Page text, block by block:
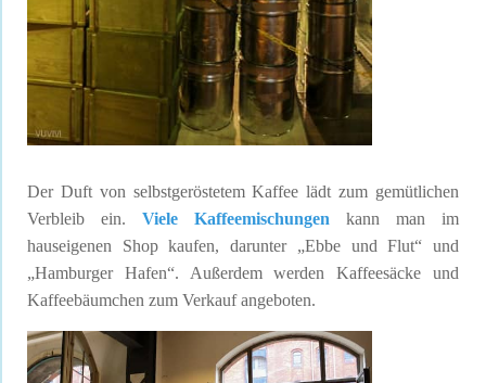
Der Duft von selbstgeröstetem Kaffee lädt zum gemütlichen
Verbleib ein. Viele Kaffeemischungen kann man im
hauseigenen Shop kaufen, darunter „Ebbe und Flut“ und
„Hamburger Hafen“. Außerdem werden Kaffeesäcke und
Kaffeebäumchen zum Verkauf angeboten.